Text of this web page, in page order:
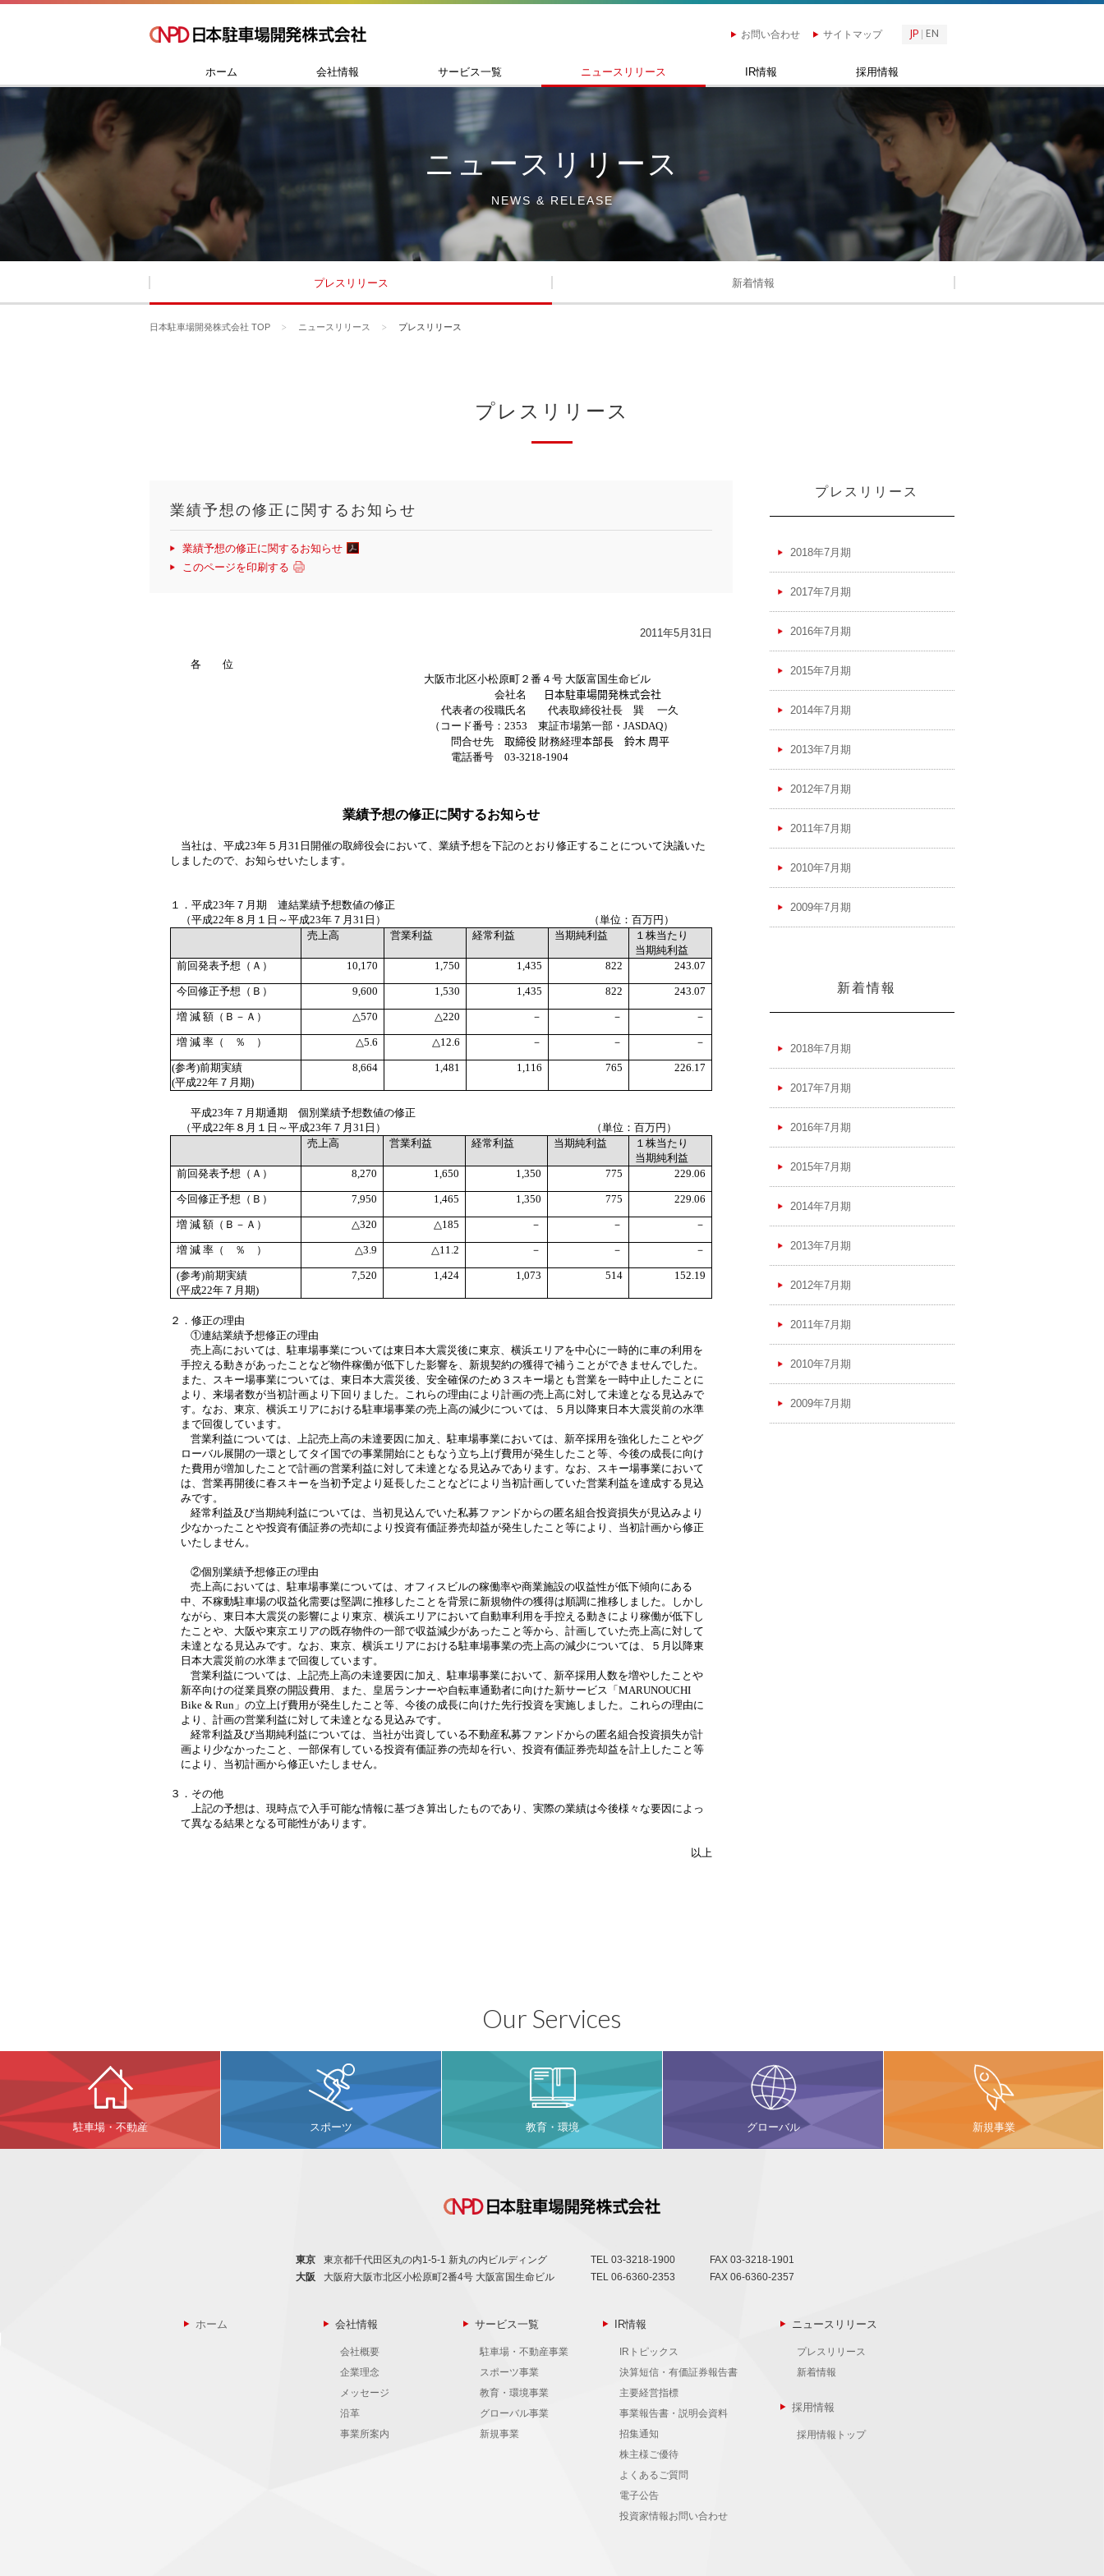
JP EN
お問い合わせ サイトマップ
ホーム 会社情報 サービス一覧 ニュースリリース IR情報 採用情報
ニュースリリース
NEWS & RELEASE
プレスリリース 新着情報
日本駐車場開発株式会社 TOP ニュースリリース プレスリリース
プレスリリース
業績予想の修正に関するお知らせ
業績予想の修正に関するお知らせ
このページを印刷する
2011年5月31日
各 位
大阪市北区小松原町２番４号 大阪富国生命ビル
会社名
日本駐車場開発株式会社
代表者の役職氏名
代表取締役社長 巽 一久
（コード番号： 2353 東証市場第一部・ JASDAQ）
問合せ先
取締役 財務経理本部長 鈴木 周平
電話番号
03-3218-1904
業績予想の修正に関するお知らせ
当社は、平成23年５月 31 日開催の取締役会において、業績予想を下記のとおり修正することについて決議いた
しましたので、お知らせいたします。
１．平成23年７月期 連結業績予想数値の修正
（平成22年８月１日～平成23年７月 31 日） （単位：百万円）
売上高
営業利益 経常利益 当期純利益
１株当たり
当期純利益
前回発表予想（Ａ）
10,170 1,750 1,435 822 243.07
今回修正予想（Ｂ） 9,600 1,530 1,435 822 243.07
増 減 額（Ｂ－Ａ） △570 △220 － － －
増 減 率（ ％ ） △5.6 △12.6 － － －
(参考)前期実績
(平成22年７月期)
8,664 1,481 1,116 765 226.17
平成23年７月期通期 個別業績予想数値の修正
（平成22年８月１日～平成23年７月 31 日）
（単位：百万円）
売上高
営業利益 経常利益 当期純利益
１株当たり
当期純利益
前回発表予想（Ａ）
8,270 1,650 1,350 775 229.06
今回修正予想（Ｂ） 7,950 1,465 1,350 775 229.06
増 減 額（Ｂ－Ａ） △320 △185 － － －
増 減 率（ ％ ） △3.9 △11.2 － － －
(参考)前期実績
(平成22年７月期)
7,520 1,424 1,073 514 152.19
２．修正の理由
①連結業績予想修正の理由
売上高においては、駐車場事業については東日本大震災後に東京、横浜エリアを中心に一時的に車の利用を
手控える動きがあったことなど物件稼働が低下した影響を、新規契約の獲得で補うことができませんでした。
また、スキー場事業については、 東日本大震災後、安全確保のため３スキー場とも営業を一時中止したことに
より、来場者数が当初計画より下回りました。これらの理由により 計画の売上高に対して未達となる見込みで
す。なお、東京、横浜エリアにおける駐車場事業の売上高の減少については、５月以降東日本大震災前の水準
まで回復しています。
営業利益については、上記売上高の未達要因に加え、駐車場事業においては、新卒採用を強化したことやグ
ローバル展開の一環としてタイ国での事業開始にともなう立ち上げ費用が発生したこと等、今後の成長に向け
た費用が増加したことで計画の営業利益に対して未達となる見込みであります。なお、スキー場事業において
は、営業再開後に春スキーを当初予定より延長したことなどにより当初計画していた営業利益を達成する見込
みです。
経常利益及び当期純利益については、当初見込んでいた私募ファンドからの匿名組合投資損失が見込みより
少なかったことや投資有価証券の売却により投資有価証券売却益が発生したこと等により、当初計画から修正
いたしません。
②個別業績予想修正の理由
売上高においては、駐車場事業については、オフィスビルの稼働率や商業施設の収益性が低下傾向にある
中、不稼動駐車場の収益化需要は堅調に推移したことを背景に新規物件の獲得は順調に推移しました。しかし
ながら、東日本大震災の影響により東京、横浜エリアにおいて自動車利用を手控える動きにより稼働が低下し
たことや、大阪や東京エリアの既存物件の一部で収益減少があったこと等から、計画していた売上高に対して
未達となる見込みです。なお、東京、横浜エリアにおける駐車場事業の売上高の減少については、５月以降東
日本大震災前の水準まで回復しています。
営業利益については、上記売上高の未達要因に加え、駐車場事業において、新卒採用人数を増やしたことや
新卒向けの従業員寮の開設費用、また、皇居ランナーや自転車通勤者に向けた新サービス 「 MARUNOUCHI
Bike & Run」の立上げ費用が発生したこと 等、今後の成長に向けた先行投資を実施しました。 これらの理由に
より、計画の営業利益に対して未達となる見込みです。
経常利益及び当期純利益については、当社が出資している不動産私募ファンドからの匿名組合投資損失が計
画より少なかったこと、一部保有している投資有価証券の売却を行い、投資有価証券売却益を計上したこと等
により、当初計画から修正いたしません。
３．その他
上記の予想は、現時点で入手可能な情報に基づき算出したものであり、実際の業績は今後様々な要因によっ
て異なる結果となる可能性があります。
以上
プレスリリース
2018年7月期
2017年7月期
2016年7月期
2015年7月期
2014年7月期
2013年7月期
2012年7月期
2011年7月期
2010年7月期
2009年7月期
新着情報
2018年7月期
2017年7月期
2016年7月期
2015年7月期
2014年7月期
2013年7月期
2012年7月期
2011年7月期
2010年7月期
2009年7月期
Our Services
駐車場・不動産 スポーツ 教育・環境 グローバル 新規事業
東京 東京都千代田区丸の内1-5-1 新丸の内ビルディング TEL 03-3218-1900
FAX 03-3218-1901
大阪
大阪府大阪市北区小松原町2番4号 大阪富国生命ビル TEL 06-6360-2353 FAX 06-6360-2357
ホーム 会社情報
会社概要
企業理念
メッセージ
沿革
事業所案内
サービス一覧
駐車場・不動産事業
スポーツ事業
教育・環境事業
グローバル事業
新規事業
IR情報
IRトピックス
決算短信・有価証券報告書
主要経営指標
事業報告書・説明会資料
招集通知
株主様ご優待
よくあるご質問
電子公告
投資家情報お問い合わせ
ニュースリリース
プレスリリース
新着情報
採用情報
採用情報トップ